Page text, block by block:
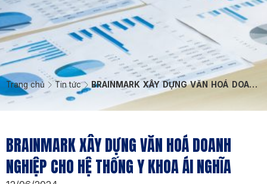
Trang chủ Tin tức
BRAINMARK XÂY DỰNG VĂN HOÁ DOANH
NGHIỆP CHO HỆ THỐNG Y KHOA ÁI NGHĨA
BRAINMARK XÂY DỰNG VĂN HOÁ DOANH
NGHIỆP CHO HỆ THỐNG Y KHOA ÁI NGHĨA